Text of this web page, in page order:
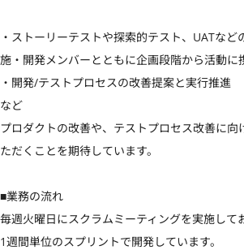
・ストーリーテストや探索的テスト、UATな
施・開発メンバーとともに企画段階から活動に
・開発/テストプロセスの改善提案と実行推進
など
プロダクトの改善や、テストプロセス改善に向
ただくことを期待しています。
■業務の流れ
毎週火曜日にスクラムミーティングを実施して
1週間単位のスプリントで開発しています。